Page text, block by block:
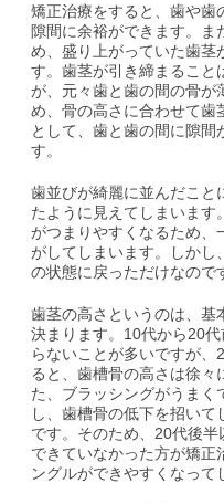
矯正治療をすると、歯や歯
隙間に余裕ができます。ま
め、盛り上がっていた歯茎
す。歯茎が引き締まること
が、元々歯と歯の間の骨が
め、骨の高さに合わせて歯
として、歯と歯の間に隙
す。
歯並びが綺麗に並んだこと
たように見えてしまいます
がつまりやすくなるため、
がしてしまいます。しかし
の状態に戻っただけなので
歯茎の高さというのは、基
決まります。10代から20
らないことが多いですが
ると、歯槽骨の高さは徐々
た、ブラッシングがうまく
し、歯槽骨の低下を招い
です。そのため、20代後半
できていなかった方が矯正
ングルができやすくなって